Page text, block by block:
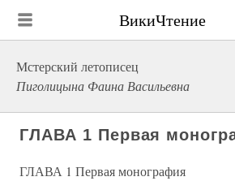
ВикиЧтение
Мстерский летописец
Пиголицына Фаина Васильевна
ГЛАВА 1 Первая
ГЛАВА 1 Первая монография